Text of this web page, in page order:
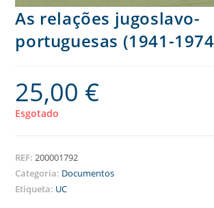
As relações jugoslavo-
portuguesas (1941-
25,00 €
Esgotado
REF: 200001792
Categoria: Documentos
Etiqueta: UC